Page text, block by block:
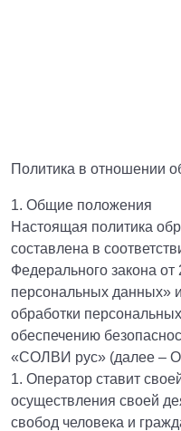
Политика в отношении
1. Общие положения
Настоящая политика
составлена в
Федерального закона
персональных данных»
обработки
обеспечению
«СОЛВИ рус» (далее –
1. Оператор ставит
осуществления своей
свобод человека и